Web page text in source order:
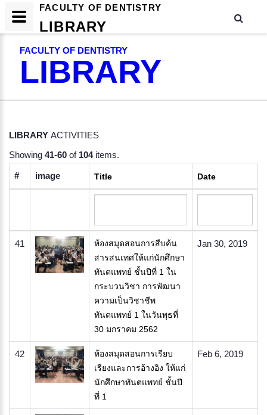
FACULTY OF DENTISTRY
LIBRARY
LIBRARY ACTIVITIES
Showing 41-60 of 104items.
# image Title Date
41
ห้องสมุดสอนการสืบค้น
สารสนเทศให้แก่นักศึกษา
ทันตแพทย์ ชั้นปีที่ 1 ใน
กระบวนวิชา การพัฒนา
ความเป็นวิชาชีพ
ทันตแพทย์ 1 ในวันพุธที่
30 มกราคม 2562
Jan 30, 2019
42
ห้องสมุดสอนการเรียบ
เรียงและการอ้างอิง ให้แก่
นักศึกษาทันตแพทย์ ชั้นปี
ที่ 1
Feb 6, 2019
FACULTY OF DENTISTRY
LIBRARY